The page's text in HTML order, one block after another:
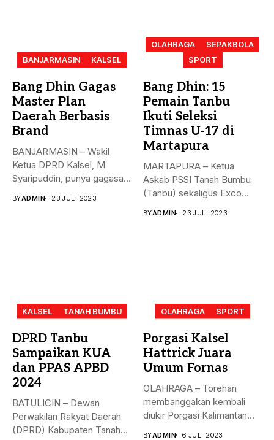
BANJARMASIN KALSEL
Bang Dhin Gagas
Master Plan
Daerah Berbasis
Brand
BANJARMASIN – Wakil
Ketua DPRD Kalsel, M
Syaripuddin, punya gagasan
BYADMIN 23 JULI 2023
OLAHRAGA
SEPAKBOLA
SPORT
Bang Dhin: 15
Pemain Tanbu
Ikuti Seleksi
Timnas U-17 di
Martapura
MARTAPURA – Ketua
Askab PSSI Tanah Bumbu
(Tanbu) sekaligus Exco
BYADMIN 23 JULI 2023
KALSEL TANAH BUMBU
DPRD Tanbu
Sampaikan KUA
dan PPAS APBD
2024
BATULICIN – Dewan
Perwakilan Rakyat Daerah
(DPRD) Kabupaten Tanah
OLAHRAGA SPORT
Porgasi Kalsel
Hattrick Juara
Umum Fornas
OLAHRAGA – Torehan
membanggakan kembali
diukir Porgasi Kalimantan
BYADMIN 6 JULI 2023